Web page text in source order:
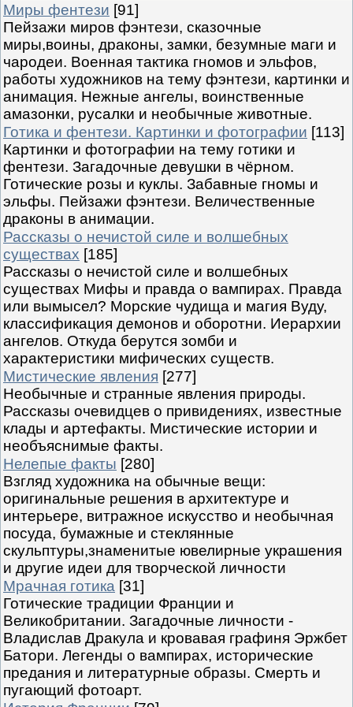
Миры фентези [91]
Пейзажи миров фэнтези, сказочные
миры,воины, драконы, замки, безумные маги и
чародеи. Военная тактика гномов и эльфов,
работы художников на тему фэнтези, картинки и
анимация. Нежные ангелы, воинственные
амазонки, русалки и необычные животные.
Готика и фентези. Картинки и фотографии [113]
Картинки и фотографии на тему готики и
фентези. Загадочные девушки в чёрном.
Готические розы и куклы. Забавные гномы и
эльфы. Пейзажи фэнтези. Величественные
драконы в анимации.
Рассказы о нечистой силе и волшебных
существах [185]
Рассказы о нечистой силе и волшебных
существах Мифы и правда о вампирах. Правда
или вымысел? Морские чудища и магия Вуду,
классификация демонов и оборотни. Иерархии
ангелов. Откуда берутся зомби и
характеристики мифических существ.
Мистические явления [277]
Необычные и странные явления природы.
Рассказы очевидцев о привидениях, известные
клады и артефакты. Мистические истории и
необъяснимые факты.
Нелепые факты [280]
Взгляд художника на обычные вещи:
оригинальные решения в архитектуре и
интерьере, витражное искусство и необычная
посуда, бумажные и стеклянные
скульптуры,знаменитые ювелирные украшения
и другие идеи для творческой личности
Мрачная готика [31]
Готические традиции Франции и
Великобритании. Загадочные личности -
Владислав Дракула и кровавая графиня Эржбет
Батори. Легенды о вампирах, исторические
предания и литературные образы. Смерть и
пугающий фотоарт.